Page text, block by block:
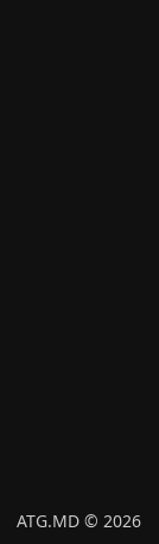
ATG.MD © 2026